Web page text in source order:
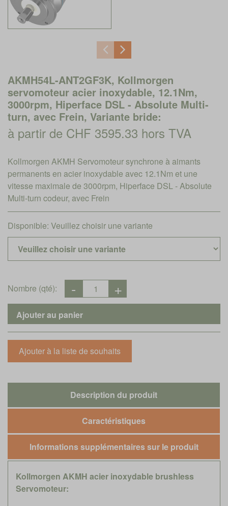
AKMH54L-ANT2GF3K, Kollmorgen
servomoteur acier inoxydable, 12.1Nm,
3000rpm, Hiperface DSL - Absolute Multi-
turn, avec Frein, Variante bride:
à partir de CHF 3595.33 hors TVA
Kollmorgen AKMH Servomoteur synchrone à aimants
permanents en acier inoxydable avec 12.1Nm et une
vitesse maximale de 3000rpm, Hiperface DSL - Absolute
Multi-turn codeur, avec Frein
Disponible: Veuillez choisir une variante
Nombre (qté):
Description du produit
Caractéristiques
Informations supplémentaires sur le produit
Kollmorgen AKMH acier inoxydable brushless
Servomoteur: